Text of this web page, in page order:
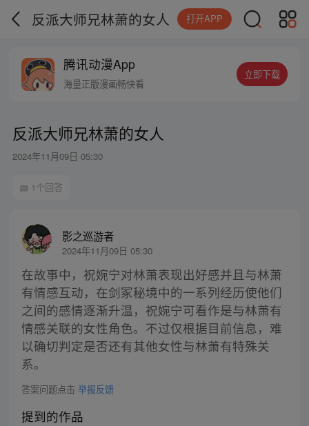
反派大师兄林萧的女人 打开APP
腾讯动漫App
海量正版漫画畅快看
立即下载
反派大师兄林萧的女人
2024年11月09日 05:30
1个回答
影之巡游者
2024年11月09日 05:30
在故事中，祝婉宁对林萧表现出好感并且与林萧
有情感互动，在剑冢秘境中的一系列经历使他们
之间的感情逐渐升温，祝婉宁可看作是与林萧有
情感关联的女性角色。不过仅根据目前信息，难
以确切判定是否还有其他女性与林萧有特殊关
系。
答案问题点击 举报反馈
提到的作品